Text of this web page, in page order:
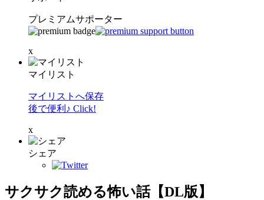
プレミアムサポーター
x
マイリスト
マイリストへ保存
後で便利♪ Click!
x
シェア
サクサク読める怖い話【DL版】